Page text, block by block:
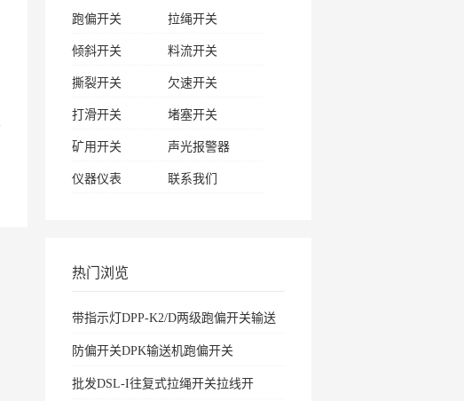
跑偏开关 拉绳开关
倾斜开关 料流开关
撕裂开关 欠速开关
打滑开关 堵塞开关
矿用开关 声光报警器
仪器仪表 联系我们
热门浏览
带指示灯DPP-K2/D两级跑偏开关输送
防偏开关DPK输送机跑偏开关
批发DSL-I往复式拉绳开关拉线开